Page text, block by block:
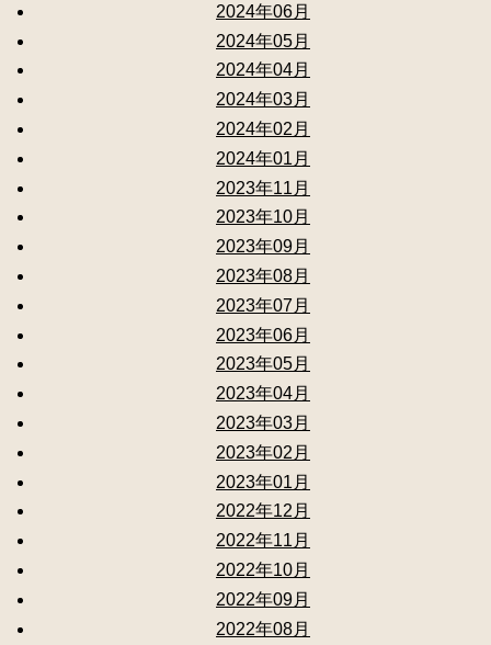
2024年06月
2024年05月
2024年04月
2024年03月
2024年02月
2024年01月
2023年11月
2023年10月
2023年09月
2023年08月
2023年07月
2023年06月
2023年05月
2023年04月
2023年03月
2023年02月
2023年01月
2022年12月
2022年11月
2022年10月
2022年09月
2022年08月